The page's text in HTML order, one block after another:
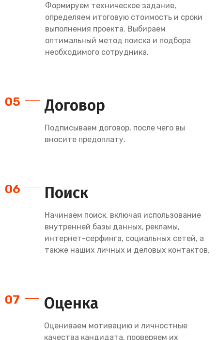
Формируем техническое задание,
определяем итоговую стоимость и сроки
выполнения проекта. Выбираем
оптимальный метод поиска и подбора
необходимого сотрудника.
05 Договор
Подписываем договор, после чего вы
вносите предоплату.
06 Поиск
Начинаем поиск, включая использование
внутренней базы данных, рекламы,
интернет-серфинга, социальных сетей, а
также наших личных и деловых контактов.
07 Оценка
Оцениваем мотивацию и личностные
качества кандидата, проверяем их